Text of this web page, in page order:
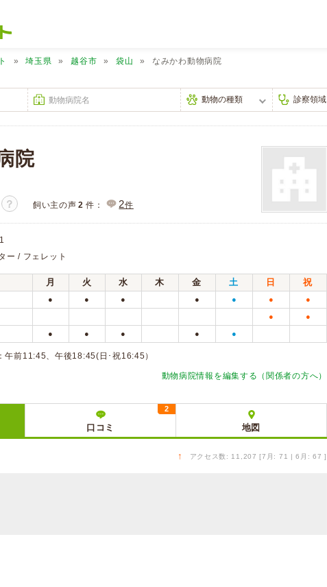
埼玉県 越谷市 袋山 なみかわ動物病院
院
？ 飼い主の声 2 件： 2件
ー / フェレット
月 火 水 木 金 土 日
祝
● ● ● ● ● ● ●
● ●
● ● ● ● ●
前11:45、午後18:45(日･祝16:45）
動物病院情報を編集する（関係者の方へ）
口コミ
2
地図
↑ アクセス数: 11,207 [7月: 71 | 6月: 67 ]